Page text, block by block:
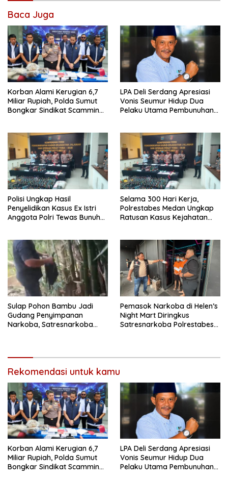
Baca Juga
Korban Alami Kerugian 6,7
Miliar Rupiah, Polda Sumut
Bongkar Sindikat Scamming
LPA Deli Serdang Apresiasi
Vonis Seumur Hidup Dua
Pelaku Utama Pembunuhan
Polisi Ungkap Hasil
Penyelidikan Kasus Ex Istri
Anggota Polri Tewas Bunuh
Selama 300 Hari Kerja,
Polrestabes Medan Ungkap
Ratusan Kasus Kejahatan
Sulap Pohon Bambu Jadi
Gudang Penyimpanan
Narkoba, Satresnarkoba
Pemasok Narkoba di Helen’s
Night Mart Diringkus
Satresnarkoba Polrestabes
Rekomendasi untuk kamu
Korban Alami Kerugian 6,7
Miliar Rupiah, Polda Sumut
Bongkar Sindikat Scamming
LPA Deli Serdang Apresiasi
Vonis Seumur Hidup Dua
Pelaku Utama Pembunuhan